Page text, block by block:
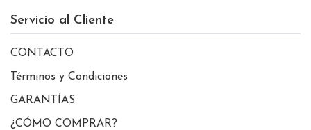
Servicio al Cliente
CONTACTO
Términos y Condiciones
GARANTÍAS
¿CÓMO COMPRAR?